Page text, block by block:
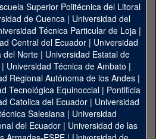
Superior Politécnica del Litoral
de Cuenca| Universidad del
Técnica Particular de Loja|
Central del Ecuador| Universidad
del Norte | Universidad Estatal de
| Universidad Técnica de Ambato |
Regional Autónoma de los Andes|
Tecnológica Equinoccial| Pontificia
Catolica del Ecuador | Universidad
Salesiana | Universidad
del Ecuador | Universidad de las